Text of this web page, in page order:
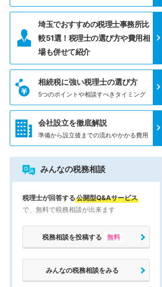
埼玉でおすすめの税理士事務所比
較51選！税理士の選び方や費用相
場も併せて紹介
相続税に強い税理士の選び方
5つのポイントや相談すべきタイミング
会社設立を徹底解説
準備から設立後までの流れやかかる費用
みんなの税務相談
税理士が回答する公開型Q&Aサービス
で、無料で税務相談が出来ます
税務相談を投稿する 無料
みんなの税務相談をみる